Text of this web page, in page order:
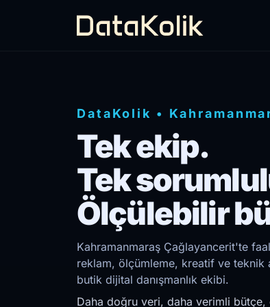
DataKolik •
Tek ekip.
Tek
Ölçülebilir
Kahramanmaraş Çağlayancerit'te
reklam, ölçümleme, kreatif ve teknik
butik dijital danışmanlık ekibi.
Daha doğru veri, daha verimli bütçe,